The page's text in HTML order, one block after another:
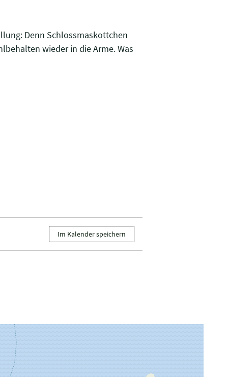
Denn Schlossmaskottchen
wieder in die Arme. Was
Im Kalender speichern